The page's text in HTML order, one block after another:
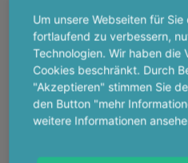
Um unsere Webseiten für
fortlaufend zu verbessern,
Technologien. Wir haben die
Cookies beschränkt. Durch
"Akzeptieren" stimmen Sie
den Button "mehr
weitere Informationen